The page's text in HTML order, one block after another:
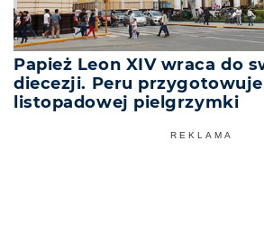
Papież Leon XIV wraca do
diecezji. Peru
listopadowej pielgrzymki
REKLAMA